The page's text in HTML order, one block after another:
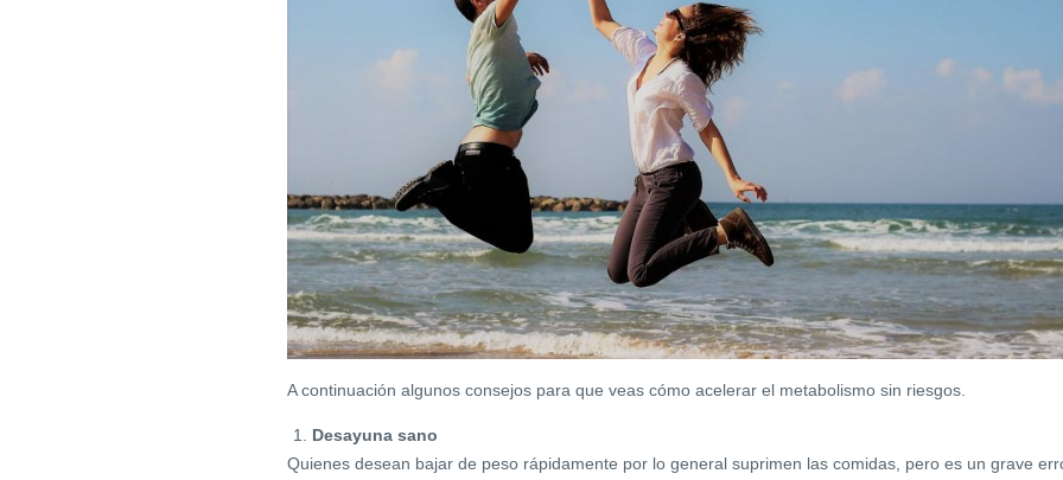
A continuación algunos consejos para que veas cómo acelerar el metabolismo sin riesgos.
Desayuna sano
Quienes desean bajar de peso rápidamente por lo general suprimen las comidas, pero es un grave